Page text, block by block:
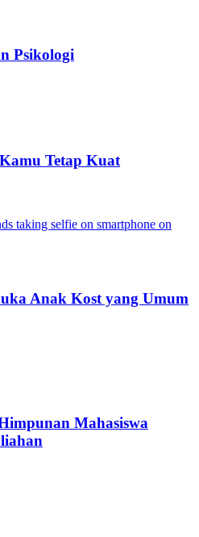
Psikologi
Tetap Kuat
Anak Kost yang Umum
Mahasiswa